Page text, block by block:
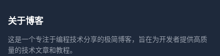
关于博客
这是一个专注于编程技术分享的极简博客，旨在为开发者提供高质
量的技术文章和教程。